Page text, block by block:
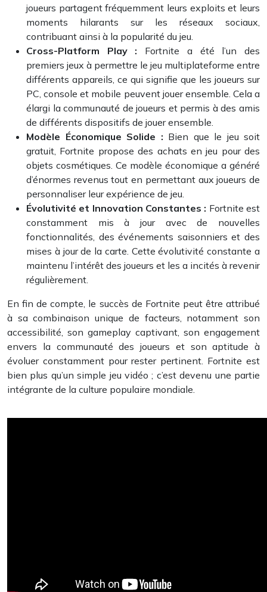
joueurs partagent fréquemment leurs exploits et leurs
moments hilarants sur les réseaux sociaux,
contribuant ainsi à la popularité du jeu.
Cross-Platform Play : Fortnite a été l’un des
premiers jeux à permettre le jeu multiplateforme entre
différents appareils, ce qui signifie que les joueurs sur
PC, console et mobile peuvent jouer ensemble. Cela a
élargi la communauté de joueurs et permis à des amis
de différents dispositifs de jouer ensemble.
Modèle Économique Solide : Bien que le jeu soit
gratuit, Fortnite propose des achats en jeu pour des
objets cosmétiques. Ce modèle économique a généré
d’énormes revenus tout en permettant aux joueurs de
personnaliser leur expérience de jeu.
Évolutivité et Innovation Constantes : Fortnite est
constamment mis à jour avec de nouvelles
fonctionnalités, des événements saisonniers et des
mises à jour de la carte. Cette évolutivité constante a
maintenu l’intérêt des joueurs et les a incités à revenir
régulièrement.
En fin de compte, le succès de Fortnite peut être attribué
à sa combinaison unique de facteurs, notamment son
accessibilité, son gameplay captivant, son engagement
envers la communauté des joueurs et son aptitude à
évoluer constamment pour rester pertinent. Fortnite est
bien plus qu’un simple jeu vidéo ; c’est devenu une partie
intégrante de la culture populaire mondiale.